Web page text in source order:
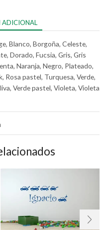
ADICIONAL
Blanco, Borgoña, Celeste,
Dorado, Fucsia, Gris, Gris
Naranja, Negro, Plateado,
Rosa pastel, Turquesa, Verde,
Verde pastel, Violeta, Violeta